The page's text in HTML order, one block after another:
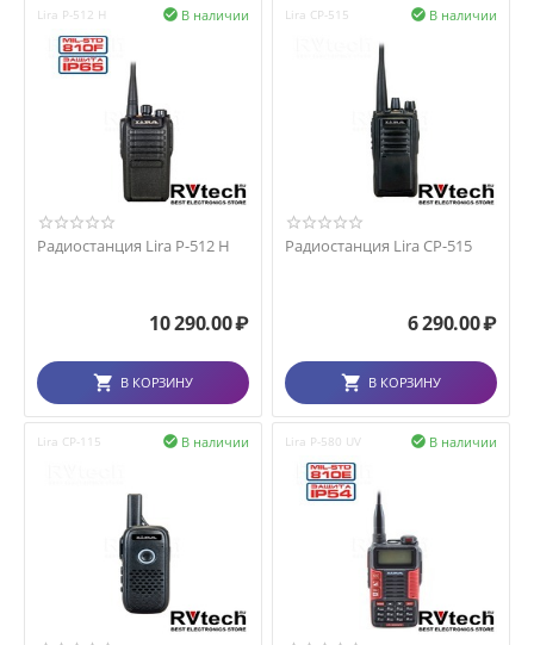
Lira P-512 H В наличии

Радиостанция Lira P-512 H
10 290.00₽
В КОРЗИНУ
Lira CP-515 В наличии

Радиостанция Lira CP-515
6 290.00₽
В КОРЗИНУ
Lira CP-115 В наличии
 Lira P-580 UV В наличии
